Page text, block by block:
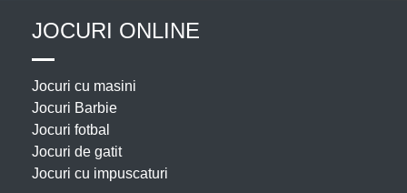
JOCURI ONLINE
Jocuri cu masini
Jocuri Barbie
Jocuri fotbal
Jocuri de gatit
Jocuri cu impuscaturi